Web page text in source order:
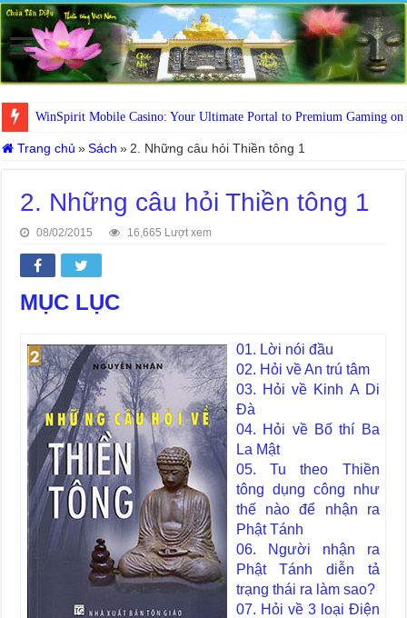
WinSpirit Mobile Casino: Your Ultimate Portal to Premium Gaming on
Trang chủ » Sách » 2. Những câu hỏi Thiền tông 1
2. Những câu hỏi Thiền tông 1
08/02/2015 16,665 Lượt xem
MỤC LỤC
01. Lời nói đầu
02. Hỏi về An trú tâm
03. Hỏi về Kinh A Di
Đà
04. Hỏi về Bố thí Ba
La Mật
05. Tu theo Thiền
tông dụng công như
thế nào để nhận ra
Phật Tánh
06. Người nhận ra
Phật Tánh diễn tả
trạng thái ra làm sao?
07. Hỏi về 3 loại Điện